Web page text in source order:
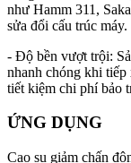
như Hamm 311,
sửa đổi cấu trúc máy.
- Độ bền vượt trội:
nhanh chóng khi
tiết kiệm chi phí bảo
ỨNG DỤNG
Cao su giảm chấn